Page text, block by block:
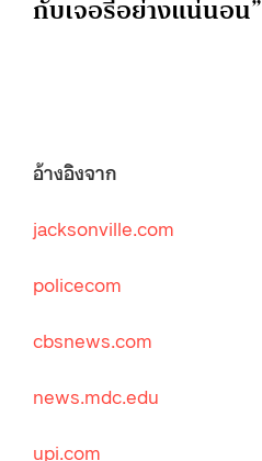
กับเจอรี่อย่างแน่นอน”
อ้างอิงจาก
jacksonville.com
policecom
cbsnews.com
news.mdc.edu
upi.com